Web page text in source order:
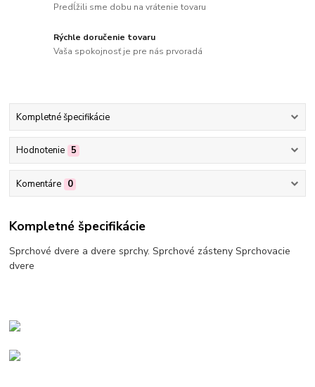
Predĺžili sme dobu na vrátenie tovaru
Rýchle doručenie tovaru
Vaša spokojnosť je pre nás prvoradá
Kompletné špecifikácie
Hodnotenie 5
Komentáre 0
Kompletné špecifikácie
Sprchové dvere a dvere sprchy. Sprchové zásteny Sprchovacie
dvere